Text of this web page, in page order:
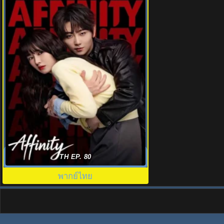
โอบรักแรงเสน่หา (2026) Affinity พากย์
ไทย EP.1-30 (จบ)
TH EP. 80
พากย์ไทย